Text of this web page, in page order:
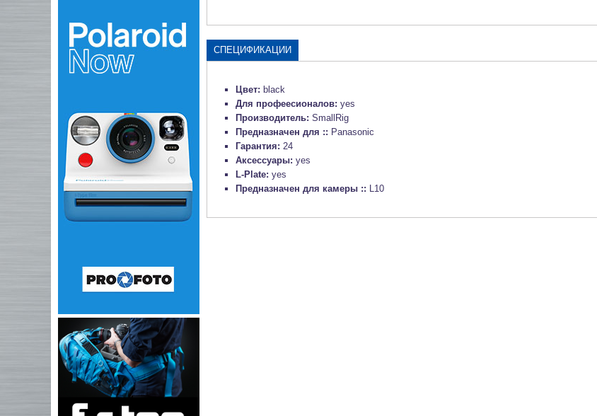
СПЕЦИФИКАЦИИ
Цвет: black
Для профеесионалов: yes
Производитель: SmallRig
Предназначен для :: Panasonic
Гарантия: 24
Аксессуары: yes
L-Plate: yes
Предназначен для камеры :: L10